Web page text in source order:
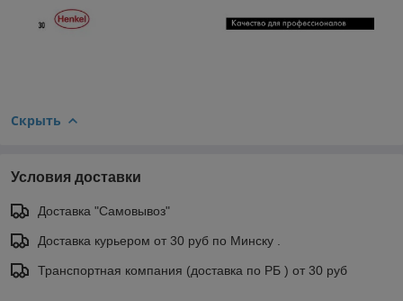
Скрыть
Условия доставки
Доставка "Самовывоз"
Доставка курьером от 30 руб по Минску .
Транспортная компания (доставка по РБ ) от 30 руб